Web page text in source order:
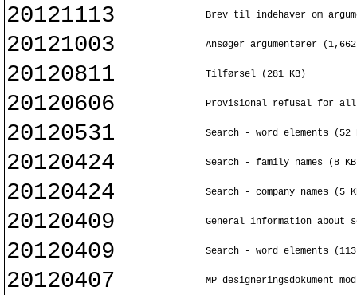
20121113 Brev til indehaver om
20121003 Ansøger argumenterer
20120811 Tilførsel (281 KB)
20120606 Provisional refusal for all
20120531 Search - word elements (52
20120424 Search - family names (8
20120424 Search - company names (5
20120409 General information about
20120409 Search - word elements
20120407 MP designeringsdokument